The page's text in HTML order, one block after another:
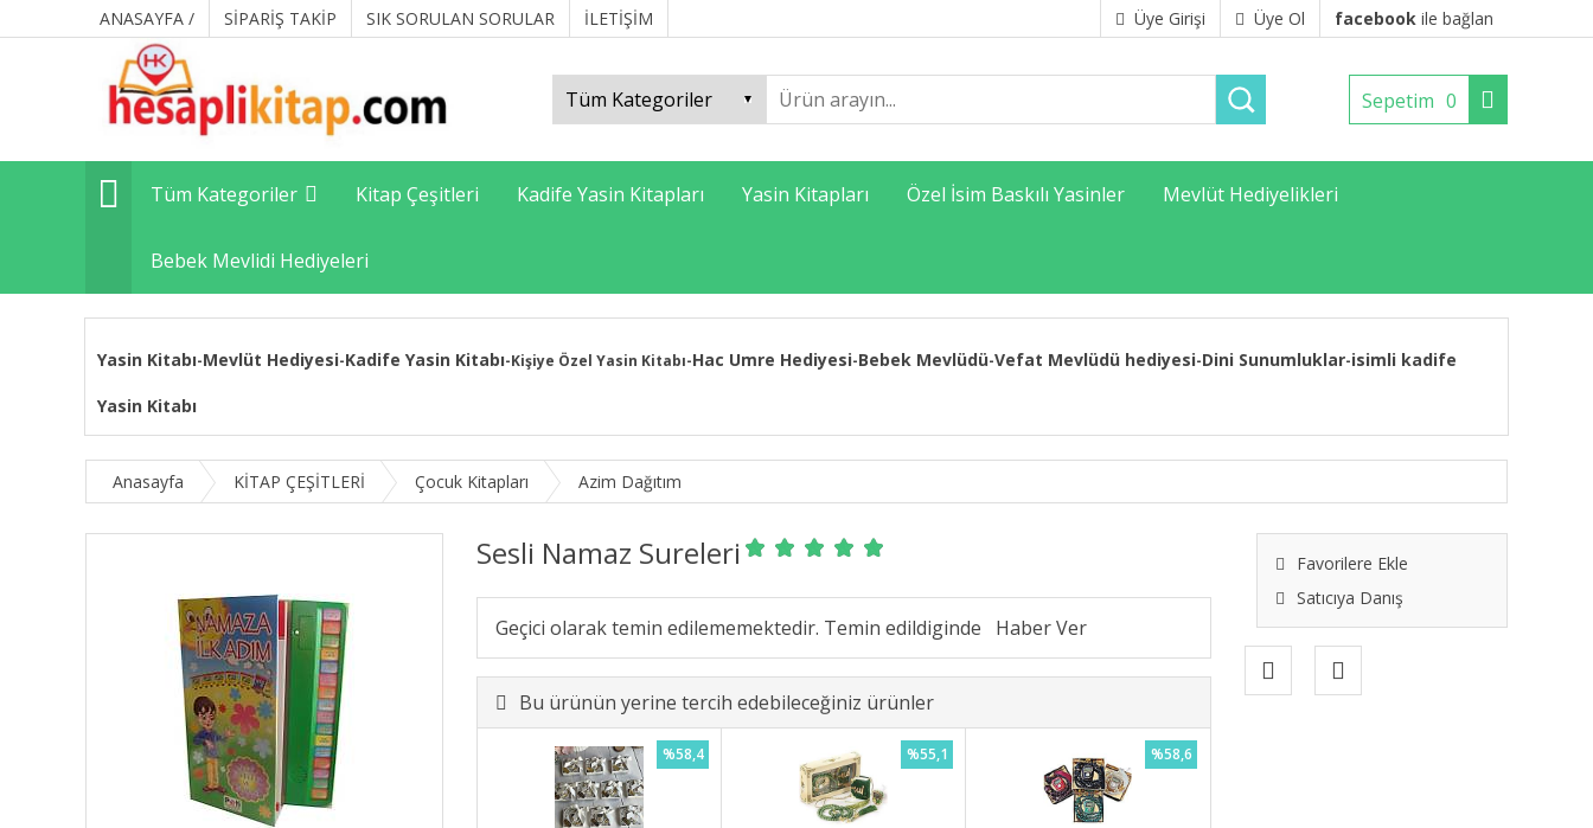
ANASAYFA / SİPARİŞ TAKİP SIK SORULAN SORULAR İLETİŞİM Üye Girişi Üye Ol facebook ile bağlan
Sepetim 0
Tüm Kategoriler Kitap Çeşitleri Kadife Yasin Kitapları Yasin Kitapları Özel İsim Baskılı Yasinler Mevlüt Hediyelikleri
Bebek Mevlidi Hediyeleri
Yasin Kitabı-Mevlüt Hediyesi-Kadife Yasin Kitabı-Kişiye Özel Yasin Kitabı-Hac Umre Hediyesi-Bebek Mevlüdü-Vefat Mevlüdü hediyesi-Dini Sunumluklar-isimli kadife
Yasin Kitabı
Anasayfa KİTAP ÇEŞİTLERİ Çocuk Kitapları Azim Dağıtım
Sesli Namaz Sureleri
Favorilere Ekle
Satıcıya Danış
Geçici olarak temin edilememektedir. Temin edildiginde
Bu ürünün yerine tercih edebileceğiniz ürünler
%58,4 %55,1 %58,6